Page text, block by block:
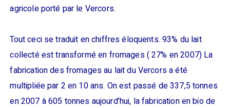
agricole porté par le Vercors.
Tout ceci se traduit en chiffres éloquents. 93% du lait
collecté est transformé en fromages ( 27% en 2007) La
fabrication des fromages au lait du Vercors a été
multipliée par 2 en 10 ans. On est passé de 337,5 tonnes
en 2007 à 605 tonnes aujourd’hui, la fabrication en bio de